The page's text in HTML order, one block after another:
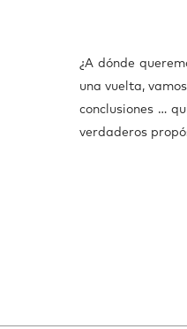
¿A dónde
una vuelta,
conclusiones …
verdaderos